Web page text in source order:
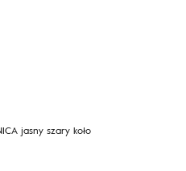
jasny szary koło